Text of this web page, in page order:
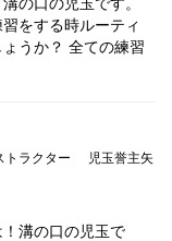
をする時ルーティ
うか？ 全ての練習
トラクター 児玉誉主矢
溝の口の児玉で